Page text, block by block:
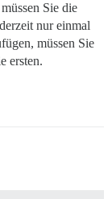
Sie die
nur einmal
müssen Sie
ersten.